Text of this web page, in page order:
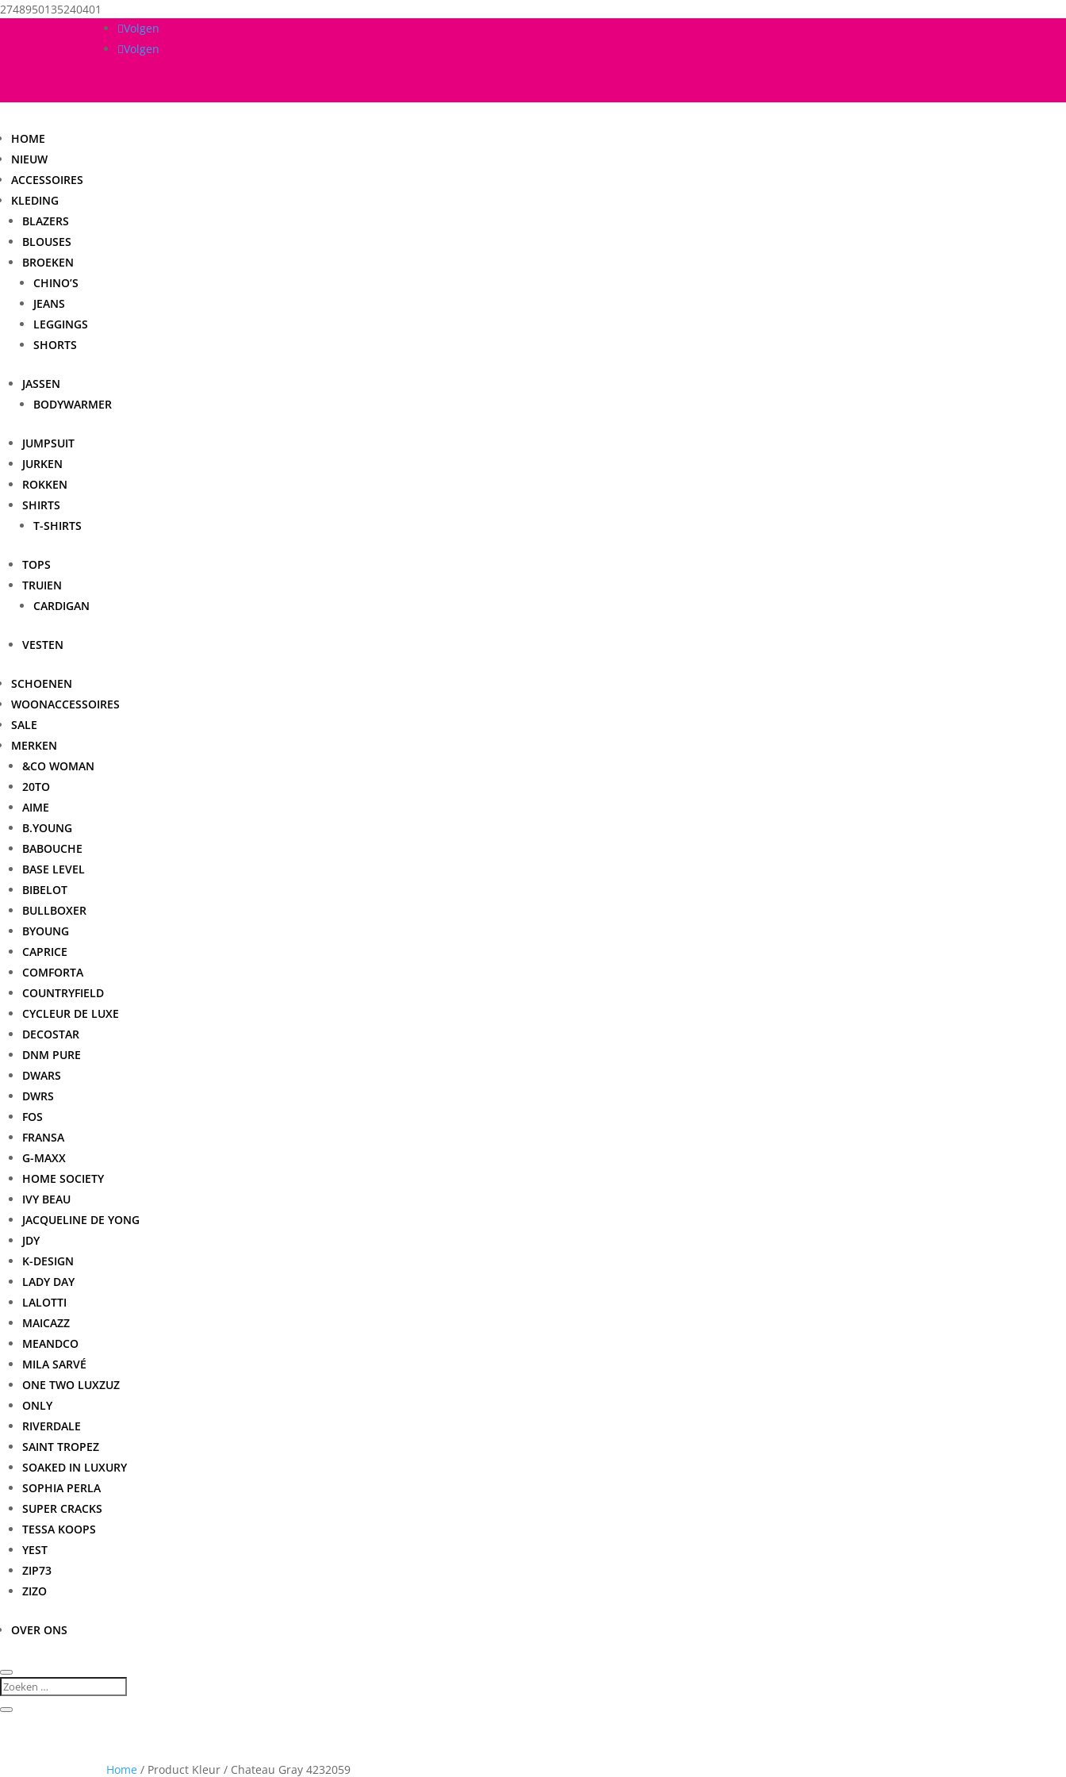
2748950135240401
Volgen
Volgen
HOME
NIEUW
ACCESSOIRES
KLEDING
BLAZERS
BLOUSES
BROEKEN
CHINO’S
JEANS
LEGGINGS
SHORTS
JASSEN
BODYWARMER
JUMPSUIT
JURKEN
ROKKEN
SHIRTS
T-SHIRTS
TOPS
TRUIEN
CARDIGAN
VESTEN
SCHOENEN
WOONACCESSOIRES
SALE
MERKEN
&CO WOMAN
20TO
AIME
B.YOUNG
BABOUCHE
BASE LEVEL
BIBELOT
BULLBOXER
BYOUNG
CAPRICE
COMFORTA
COUNTRYFIELD
CYCLEUR DE LUXE
DECOSTAR
DNM PURE
DWARS
DWRS
FOS
FRANSA
G-MAXX
HOME SOCIETY
IVY BEAU
JACQUELINE DE YONG
JDY
K-DESIGN
LADY DAY
LALOTTI
MAICAZZ
MEANDCO
MILA SARVÉ
ONE TWO LUXZUZ
ONLY
RIVERDALE
SAINT TROPEZ
SOAKED IN LUXURY
SOPHIA PERLA
SUPER CRACKS
TESSA KOOPS
YEST
ZIP73
ZIZO
OVER ONS
Home / Product Kleur / Chateau Gray 4232059